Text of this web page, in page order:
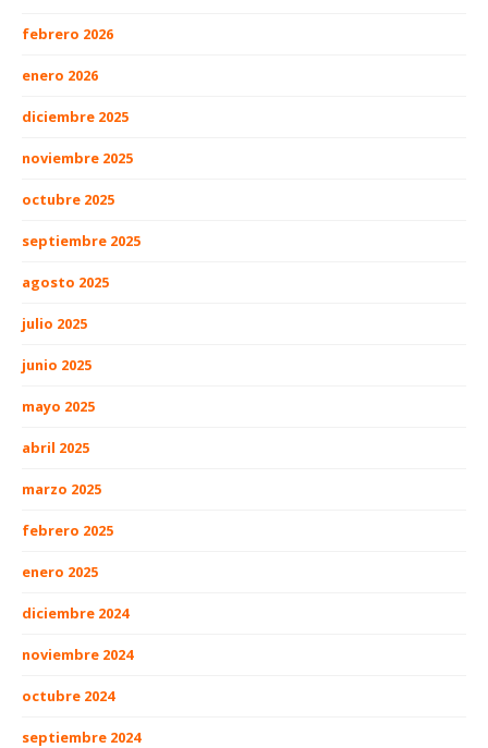
febrero 2026
enero 2026
diciembre 2025
noviembre 2025
octubre 2025
septiembre 2025
agosto 2025
julio 2025
junio 2025
mayo 2025
abril 2025
marzo 2025
febrero 2025
enero 2025
diciembre 2024
noviembre 2024
octubre 2024
septiembre 2024